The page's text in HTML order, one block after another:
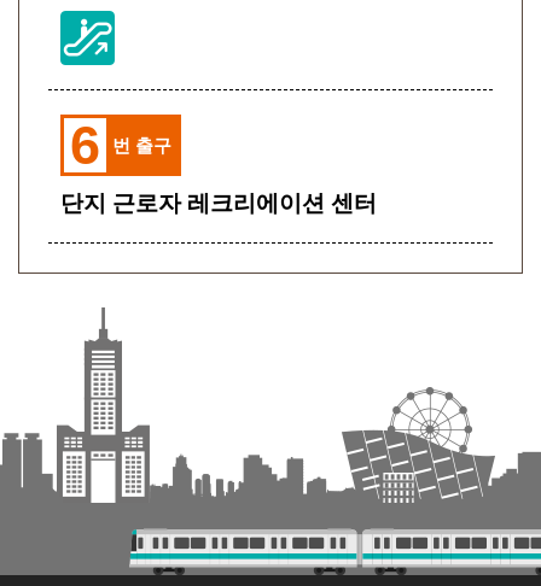
6 번 출구
단지 근로자 레크리에이션 센터